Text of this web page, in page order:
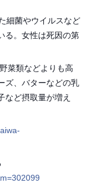
細菌やウイルスなど
る。女性は死因の第
菜類などよりも高
ズ、バターなどの乳
など摂取量が増え